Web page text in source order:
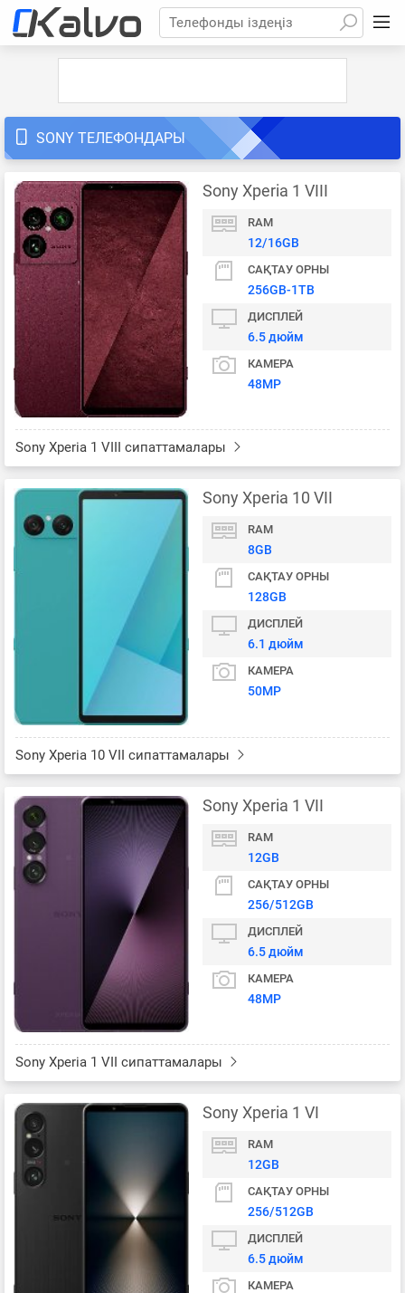
Телефонды іздеңіз
SONY ТЕЛЕФОНДАРЫ
Sony Xperia 1 VIII
RAM
12/16GB
САҚТАУ ОРНЫ
256GB-1TB
ДИСПЛЕЙ
6.5 дюйм
КАМЕРА
48MP
Sony Xperia 1 VIII сипаттамалары
Sony Xperia 10 VII
RAM
8GB
САҚТАУ ОРНЫ
128GB
ДИСПЛЕЙ
6.1 дюйм
КАМЕРА
50MP
Sony Xperia 10 VII сипаттамалары
Sony Xperia 1 VII
RAM
12GB
САҚТАУ ОРНЫ
256/512GB
ДИСПЛЕЙ
6.5 дюйм
КАМЕРА
48MP
Sony Xperia 1 VII сипаттамалары
Sony Xperia 1 VI
RAM
12GB
САҚТАУ ОРНЫ
256/512GB
ДИСПЛЕЙ
6.5 дюйм
КАМЕРА